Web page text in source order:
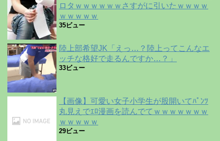
ロタｗｗｗｗｗｗさすがに引いたｗｗｗｗ
ｗｗｗｗｗ
35ビュー
陸上部希望JK「えっ…？陸上ってこんなエ
ッチな格好で走るんですか…？」
33ビュー
【画像】可愛い女子小学生が股開いてﾊﾟﾝﾂ
丸見えでｴﾛ漫画を読んでてｗｗｗｗｗｗｗ
ｗｗｗｗｗ
29ビュー